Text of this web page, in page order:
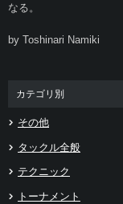
なる。
by ‎Toshinari Namiki
カテゴリ別
その他
タックル全般
テクニック
トーナメント